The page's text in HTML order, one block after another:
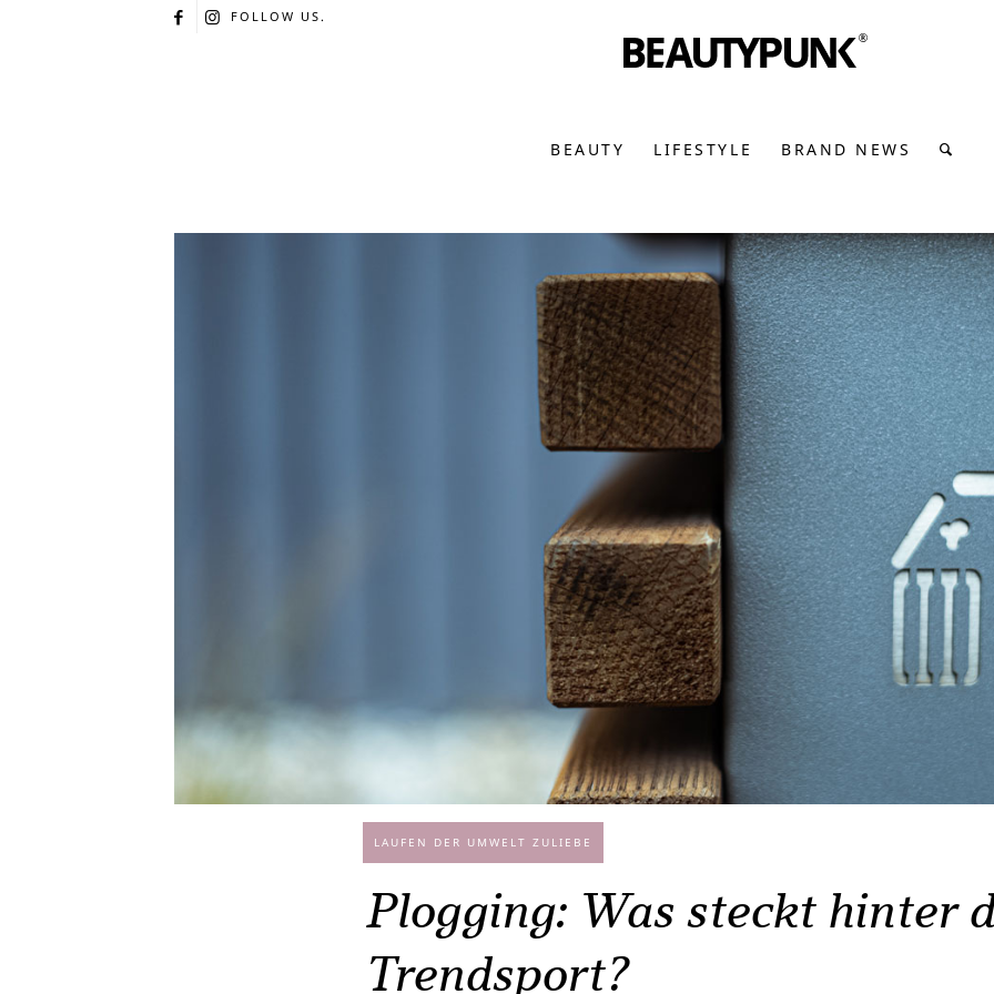
FOLLOW US.
BEAUTY LIFESTYLE BRAND NEWS
LAUFEN DER UMWELT ZULIEBE
Plogging: Was steckt hinter
Trendsport?